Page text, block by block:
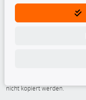
TecDoc Inside
nicht kopiert werden.